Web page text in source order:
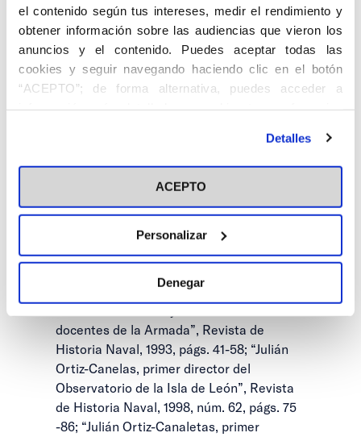
el contenido según tus intereses, medir el rendimiento y
obtener información sobre las audiencias que vieron los
anuncios y el contenido. Puedes aceptar todas las
cookies y seguir navegando haciendo clic en el botón
“ACEPTO”; de forma alternativa, puedes acceder a
información más detallada y cambiar tus preferencias
en el botón "Personalizar". Para más información puedes
visitar nuestra Política de Cookies
Detalles
ACEPTO
Personalizar
Denegar
de España. Aficionado a la historia, dedicó
varios estudios a la marina española.
Se inscribió en el centro de Cádiz de la
ACNdP el 27 de octubre de 1962, y pasó a
OBRAS.- “Gravina: su muerte en Cádiz ”,
histórico”, Revista de Historia Naval, 1991,
núm. 32, págs. 11-44; “Apuntes históricos
sobre el personal de astrónomos del
Observatorio de Marina de Cádiz, Revista
32; “Los colegios de pilotos, la Academia
docentes de la Armada”, Revista de
Historia Naval, 1993, págs. 41-58; “Julián
Ortiz-Canelas, primer director del
Observatorio de la Isla de León”, Revista
de Historia Naval, 1998, núm. 62, págs. 75
-86; “Julián Ortiz-Canaletas, primer